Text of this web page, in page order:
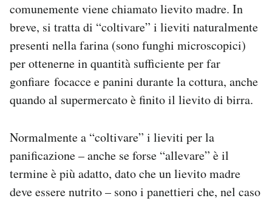
Hai bisogno di aiuto?
Esci
comunemente viene chiamato lievito madre. In
breve, si tratta di “coltivare” i lieviti naturalmente
presenti nella farina (sono funghi microscopici)
per ottenerne in quantità sufficiente per far
gonfiare focacce e panini durante la cottura, anche
quando al supermercato è finito il lievito di birra.
Normalmente a “coltivare” i lieviti per la
panificazione – anche se forse “allevare” è il
termine è più adatto, dato che un lievito madre
deve essere nutrito – sono i panettieri che, nel caso